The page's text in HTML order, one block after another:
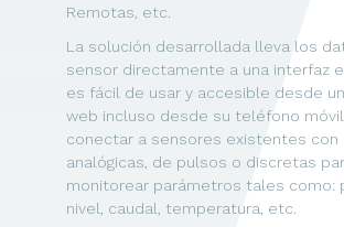
Remotas, etc.
La solución desarrollada lleva los
sensor directamente a una interfaz
es fácil de usar y accesible desde
web incluso desde su teléfono
conectar a sensores existentes con
analógicas, de pulsos o discretas
monitorear parámetros tales como:
nivel, caudal, temperatura, etc.